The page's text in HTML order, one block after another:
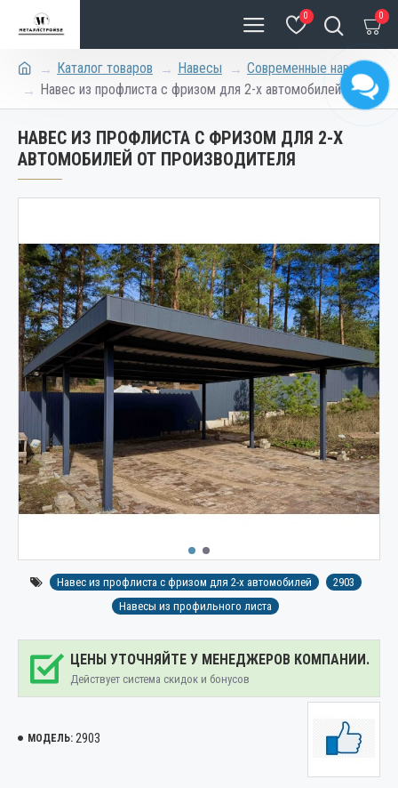
0 0
Каталог товаров Навесы
Современные навесы
Навес из профлиста с фризом для 2-х автомобилей
НАВЕС ИЗ ПРОФЛИСТА С ФРИЗОМ ДЛЯ 2-Х
АВТОМОБИЛЕЙ ОТ ПРОИЗВОДИТЕЛЯ
Навес из профлиста с фризом для 2-х автомобилей
2903
Навесы из профильного листа
ЦЕНЫ УТОЧНЯЙТЕ У МЕНЕДЖЕРОВ КОМПАНИИ.
Действует система скидок и бонусов
МОДЕЛЬ: 2903